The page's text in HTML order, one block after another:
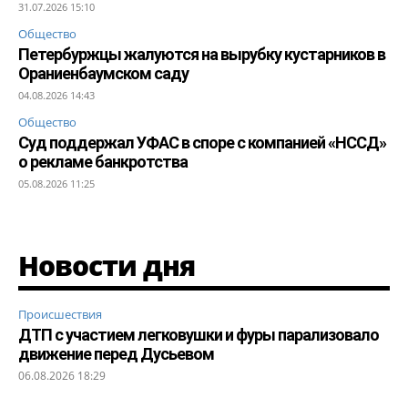
31.07.2026 15:10
Общество
Петербуржцы жалуются на вырубку кустарников в
Ораниенбаумском саду
04.08.2026 14:43
Общество
Суд поддержал УФАС в споре с компанией «НССД»
о рекламе банкротства
05.08.2026 11:25
Новости дня
Происшествия
ДТП с участием легковушки и фуры парализовало
движение перед Дусьевом
06.08.2026 18:29